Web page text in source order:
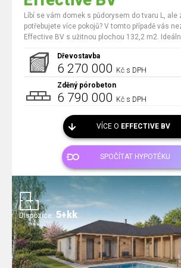
Líbí se vám domek s půdorysem do tvaru L, ale
potřebujete více pokojů? V tomto případě vás
Effective BV s užitnou plochou 132,2 m2.
Dřevostavba
6 270 000 Kč s DPH
Zděný pórobeton
6 790 000 Kč s DPH
VÍCE O EFFECTIVE BV
SPOČÍTAT HYPOTÉKU
Dispozice: 5+kk